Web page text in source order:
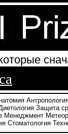
Защита
Менеджмент
Стоматология